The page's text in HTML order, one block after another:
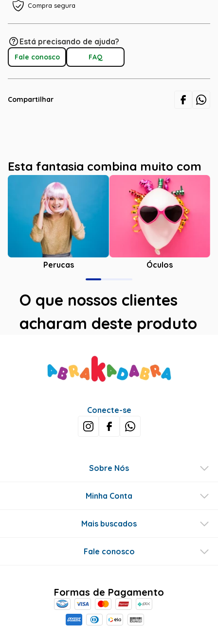
Compra segura
Está precisando de ajuda?
Fale conosco FAQ
Compartilhar
Esta fantasia combina muito com
Perucas Óculos
O que nossos clientes
acharam deste produto
Conecte-se
Sobre Nós
Minha Conta
Mais buscados
Fale conosco
Formas de Pagamento